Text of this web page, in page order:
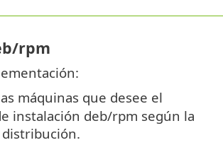
rpm
máquinas que desee el
instalación deb/rpm según la